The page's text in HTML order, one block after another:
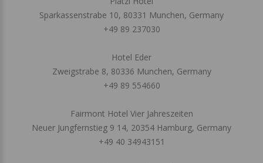
Sparkassenstrabe 10, 80331 Munchen, Germany
+49 89 237030
Hotel Eder
Zweigstrabe 8, 80336 Munchen, Germany
+49 89 554660
Fairmont Hotel Vier Jahreszeiten
Neuer Jungfernstieg 9 14, 20354 Hamburg, Germany
+49 40 34943151